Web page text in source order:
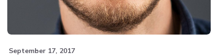
September 17, 2017